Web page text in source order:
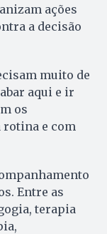
ações
a decisão
muito de
aqui e ir
os
rotina e com
Entre as
terapia